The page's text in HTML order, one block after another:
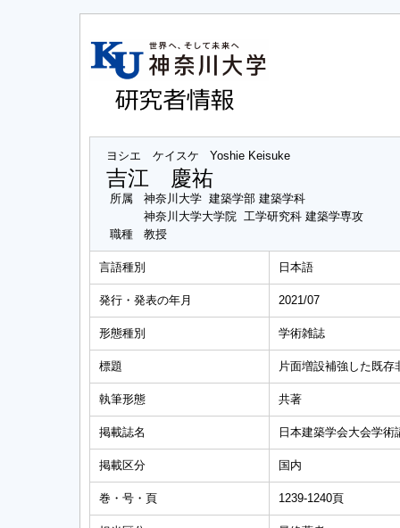
ヨシエ ケイスケ Yoshie Keisuke
吉江 慶祐
所属
神奈川大学 建築学部 建築学科
神奈川大学大学院 工学研究科 建築学専攻
職種
教授
言語種別 日本語
発行・発表の年月 2021/07
形態種別 学術雑誌
標題 片面増設補強した既
執筆形態 共著
掲載誌名 日本建築学会大会学
掲載区分 国内
巻・号・頁 1239-1240頁